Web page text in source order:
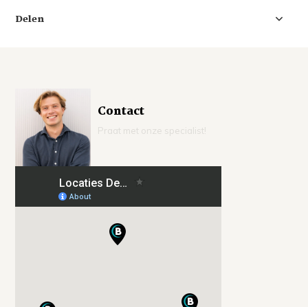
Delen
Contact
Praat met onze specialist!